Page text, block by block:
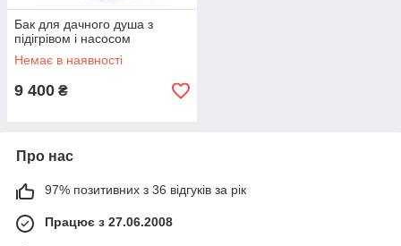
Бак для дачного душа з
підігрівом і насосом
Немає в наявності
9 400 ₴
Про нас
97% позитивних з 36 відгуків за рік
Працює з 27.06.2008